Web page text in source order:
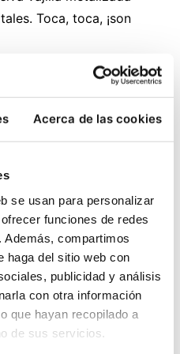
Acerca de las cookies
se usan para personalizar
funciones de redes
compartimos
haga del sitio web con
publicidad y análisis
con otra información
que hayan recopilado a
de sus servicios.
Toca, toca, ¡son
no está tan
con troquel y